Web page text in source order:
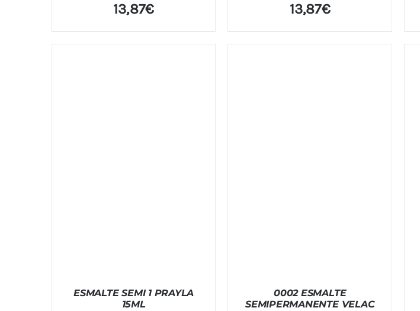
13,87€ 13,87€
ESMALTE SEMI 1 PRAYLA
15ML
0002 ESMALTE
SEMIPERMANENTE VELAC